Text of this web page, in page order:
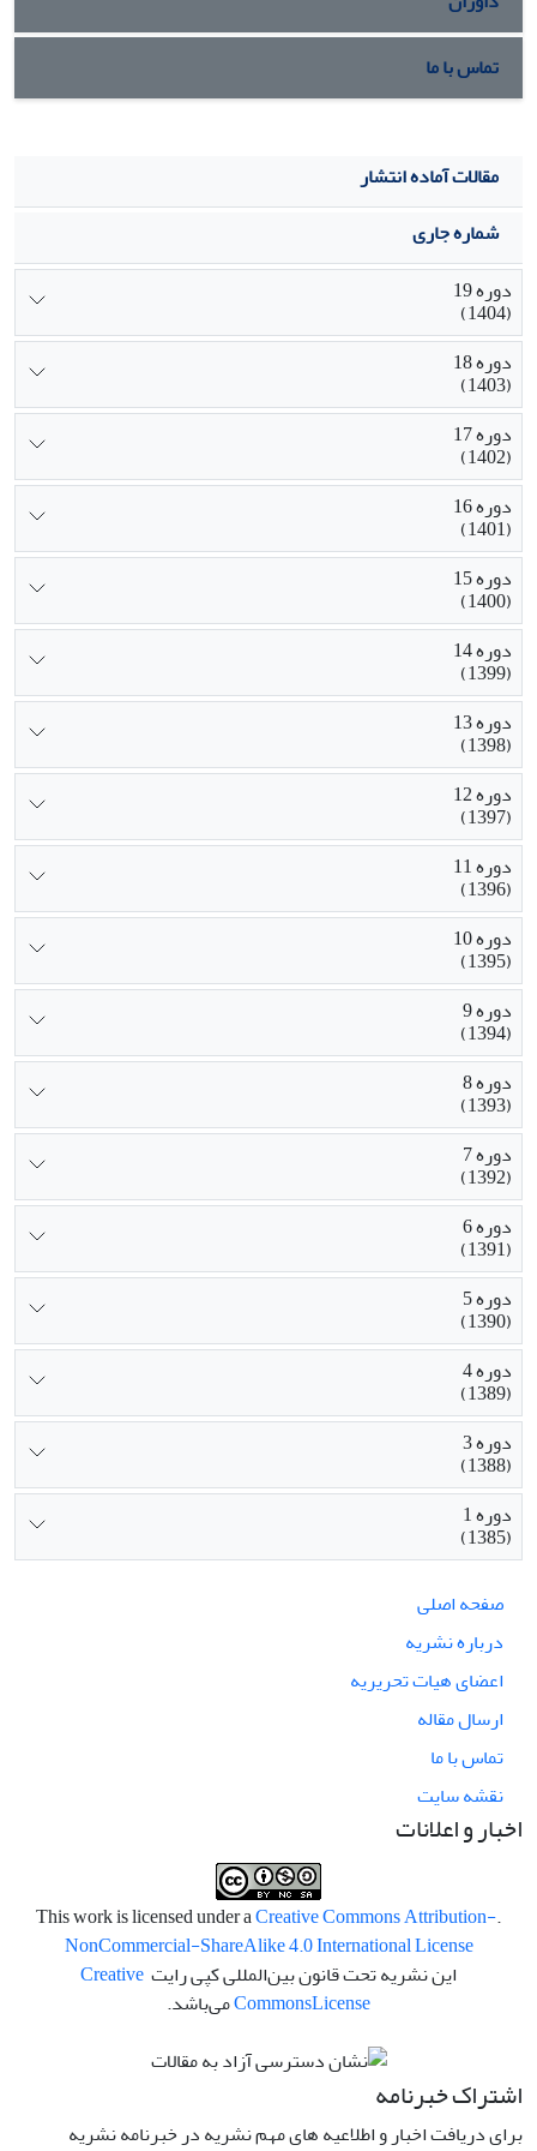
تماس با ما
مقالات آماده انتشار
شماره جاری
دوره 19
(1404)
دوره 18
(1403)
دوره 17
(1402)
دوره 16
(1401)
دوره 15
(1400)
دوره 14
(1399)
دوره 13
(1398)
دوره 12
(1397)
دوره 11
(1396)
دوره 10
(1395)
دوره 9
(1394)
دوره 8
(1393)
دوره 7
(1392)
دوره 6
(1391)
دوره 5
(1390)
دوره 4
(1389)
دوره 3
(1388)
دوره 1
(1385)
صفحه اصلی
درباره نشریه
اعضای هیات تحریریه
ارسال مقاله
تماس با ما
نقشه سایت
اخبار و اعلانات
.This work is licensed under a
Creative Commons Attribution-
NonCommercial-ShareAlike 4.0 International License
این نشریه تحت قانون بین‌المللی کپی رایت Creative
CommonsLicense می‌باشد.
اشتراک خبرنامه
برای دریافت اخبار و اطلاعیه های مهم نشریه در خبرنامه نشریه